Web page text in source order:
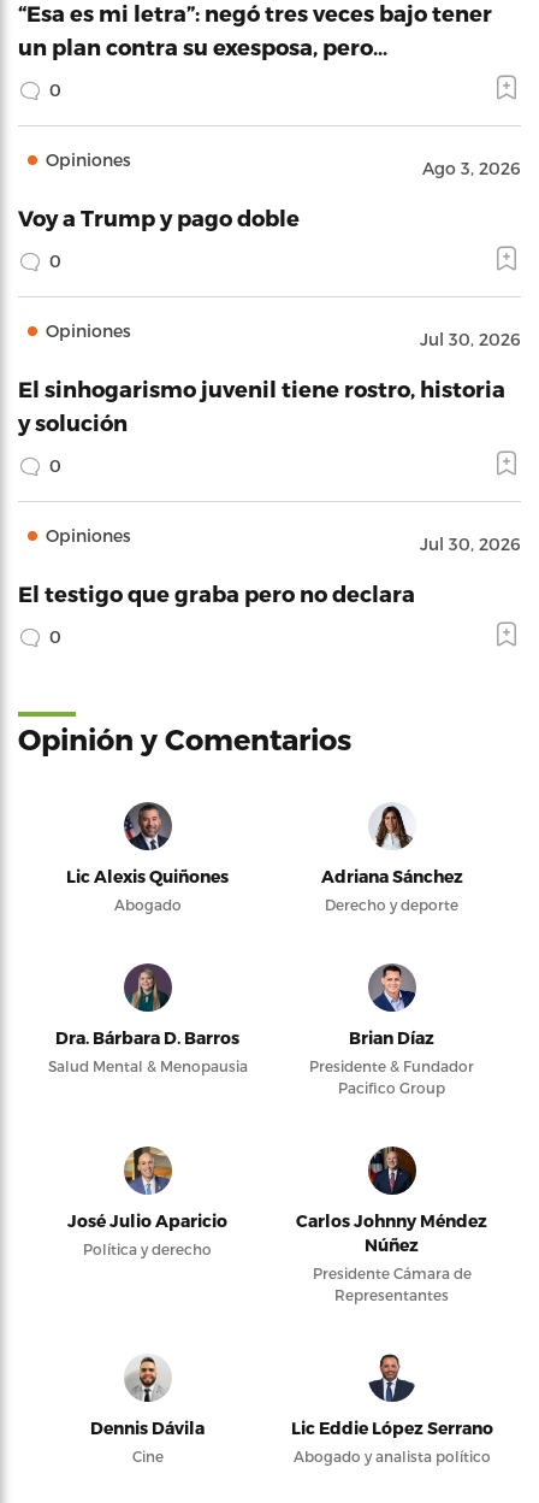
“Esa es mi letra”: negó tres veces bajo tener
un plan contra su exesposa, pero…
0
Opiniones Ago 3, 2026
Voy a Trump y pago doble
0
Opiniones Jul 30, 2026
El sinhogarismo juvenil tiene rostro, historia
y solución
0
Opiniones Jul 30, 2026
El testigo que graba pero no declara
0
Opinión y Comentarios
Lic Alexis Quiñones
Abogado
Adriana Sánchez
Derecho y deporte
Dra. Bárbara D. Barros
Salud Mental & Menopausia
Brian Díaz
Presidente & Fundador
Pacifico Group
José Julio Aparicio
Política y derecho
Carlos Johnny Méndez
Núñez
Presidente Cámara de
Representantes
Dennis Dávila
Cine
Lic Eddie López Serrano
Abogado y analista político